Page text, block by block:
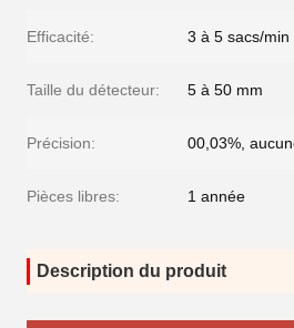
Efficacité: 3 à 5 sacs/
Taille du détecteur: 5 à 50 mm
Précision: 00,03%,
Pièces libres: 1 année
Description du produit